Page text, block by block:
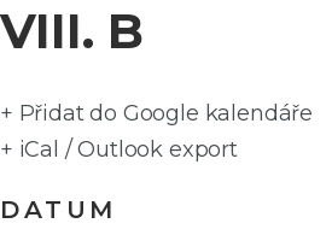
VIII. B
+ Přidat do Google kalendáře
+ iCal / Outlook export
DATUM